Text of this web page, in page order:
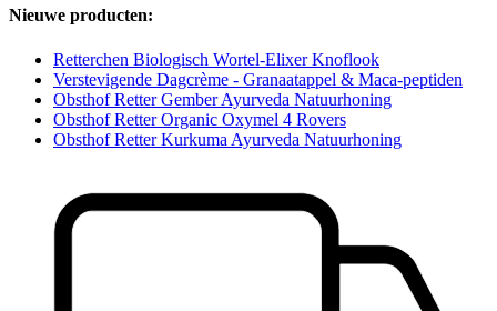
Nieuwe producten:
Retterchen Biologisch Wortel-Elixer Knoflook
Verstevigende Dagcrème - Granaatappel & Maca-peptiden
Obsthof Retter Gember Ayurveda Natuurhoning
Obsthof Retter Organic Oxymel 4 Rovers
Obsthof Retter Kurkuma Ayurveda Natuurhoning